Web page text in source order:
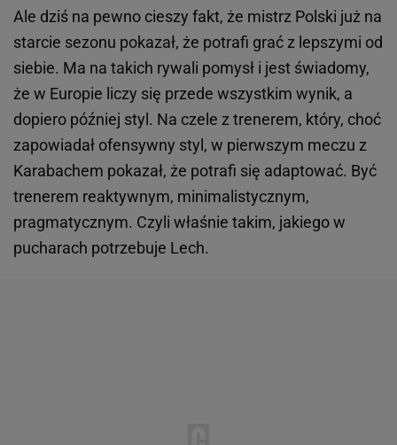
Ale dziś na pewno cieszy fakt, że mistrz Polski już na
starcie sezonu pokazał, że potrafi grać z lepszymi od
siebie. Ma na takich rywali pomysł i jest świadomy,
że w Europie liczy się przede wszystkim wynik, a
dopiero później styl. Na czele z trenerem, który, choć
zapowiadał ofensywny styl, w pierwszym meczu z
Karabachem pokazał, że potrafi się adaptować. Być
trenerem reaktywnym, minimalistycznym,
pragmatycznym. Czyli właśnie takim, jakiego w
pucharach potrzebuje Lech.